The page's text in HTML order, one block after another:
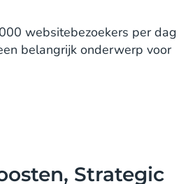
websitebezoekers per dag
belangrijk onderwerp voor
Strategic